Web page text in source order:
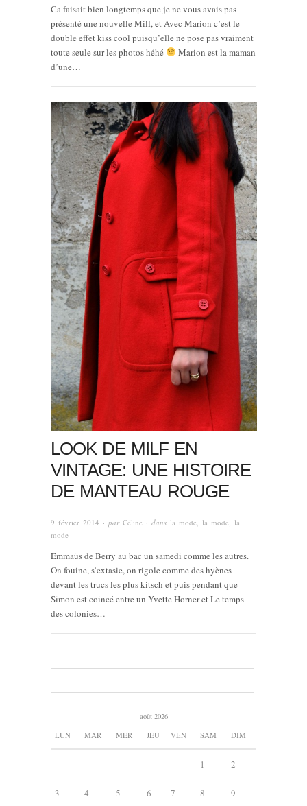
Ca faisait bien longtemps que je ne vous avais pas
présenté une nouvelle Milf, et Avec Marion c’est le
double effet kiss cool puisqu’elle ne pose pas vraiment
toute seule sur les photos héhé
Marion est la maman
d’une…
LOOK DE MILF EN
VINTAGE: UNE HISTOIRE
DE MANTEAU ROUGE
9 février 2014 · par Céline · dans la mode, la mode, la
mode
Emmaüs de Berry au bac un samedi comme les autres.
On fouine, s’extasie, on rigole comme des hyènes
devant les trucs les plus kitsch et puis pendant que
Simon est coincé entre un Yvette Horner et Le temps
des colonies…
août 2026
LUN MAR MER JEU VEN SAM DIM
1 2
3 4 5 6 7 8 9